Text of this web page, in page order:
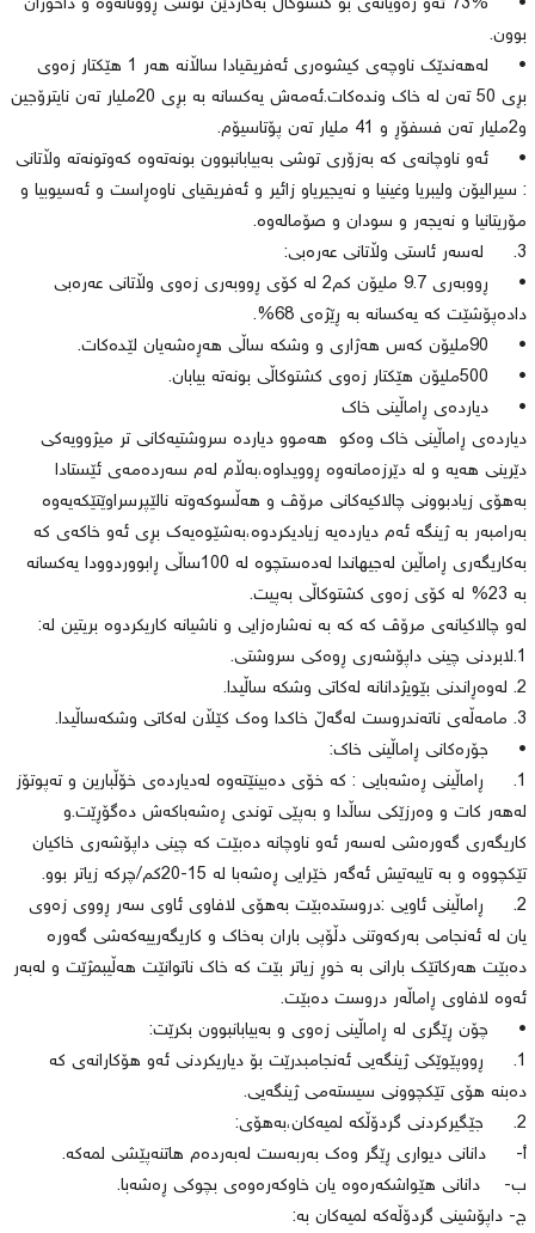
بوون.
• لەهەندێك ناوچەی كیشوەری ئەفریقیادا ساڵانە هەر 1 هێكتار زەوی
بڕی 50 تەن لە خاك وندەكات.ئەمەش یەكسانە بە بڕی 20ملیار تەن نایترۆجین
و2ملیار تەن فسفۆڕ و 41 ملیار تەن پۆتاسیۆم.
• ئەو ناوچانەی كە بەزۆری توشی بەبیابانبوون بونەتەوە كەوتونەتە وڵاتانی
: سیرالیۆن ولیبریا وغینیا و نەیجیریاو زائیر و ئەفریقیای ناوەڕاست و ئەسیوبیا و
مۆریتانیا و نەیجەر و سودان و صۆمالەوە.
3. لەسەر ئاستی وڵاتانی عەرەبی:
• ڕووبەری 9.7 ملیۆن كم2 لە كۆی ڕووبەری زەوی وڵاتانی عەرەبی
دادەپۆشێت كە یەكسانە بە ڕێژەی 68%.
• 90ملیۆن كەس هەژاری و وشكە ساڵی هەڕەشەیان لێدەكات.
• 500ملیۆن هێكتار زەوی كشتوكاڵی بونەتە بیابان.
• دیاردەی ڕاماڵینی خاك
دیاردەی ڕاماڵینی خاك وەكو هەموو دیاردە سروشتیەكانی تر میژوویەكی
دێرینی هەیە و لە دێرزەمانەوە ڕوویداوە،بەڵام لەم سەردەمەی ئێستادا
بەهۆی زیادبوونی چالاكیەكانی مرۆڤ و هەڵسوكەوتە نالێپرسراوێتێكەیەوە
بەرامبەر بە ژینگە ئەم دیاردەیە زیادیكردوە،بەشێوەیەك بڕی ئەو خاكەی كە
بەكاریگەری ڕاماڵین لەجیهاندا لەدەستچوە لە 100ساڵی ڕابووردوودا یەكسانە
بە 23% لە كۆی زەوی كشتوكاڵی بەپیت.
لەو چالاكیانەی مرۆڤ كە كە بە نەشارەزایی و ناشیانە كاریكردوە بریتین لە:
1.لابردنی چینی داپۆشەری ڕوەكی سروشتی.
2. لەوەڕاندنی بێویژدانانە لەكاتی وشكە ساڵیدا.
3. مامەڵەی ناتەندروست لەگەڵ خاكدا وەك كێڵان لەكاتی وشكەساڵیدا.
• جۆرەكانی ڕاماڵینی خاك:
1. ڕاماڵینی ڕەشەبایی : كە خۆی دەبینێتەوە لەدیاردەی خۆڵبارین و تەپوتۆز
لەهەر كات و وەرزێكی ساڵدا و بەپێی توندی ڕەشەباكەش دەگۆڕێت.و
كاریگەری گەورەشی لەسەر ئەو ناوچانە دەبێت كە چینی داپۆشەری خاكیان
تێكچووە و بە تایبەتیش ئەگەر خێرایی ڕەشەبا لە 15-20كم/چركە زیاتر بوو.
2. ڕاماڵینی ئاویی :دروستدەبێت بەهۆی لافاوی ئاوی سەر ڕووی زەوی
یان لە ئەنجامی بەركەوتنی دڵۆپی باران بەخاك و كاریگەرییەكەشی گەورە
دەبێت هەركاتێك بارانی بە خوڕ زیاتر بێت كە خاك ناتوانێت هەڵیبمژێت و لەبەر
ئەوە لافاوی ڕاماڵەر دروست دەبێت.
• چۆن ڕێگری لە ڕاماڵینی زەوی و بەبیابانبوون بكرێت:
1. ڕووپێوێكی ژینگەیی ئەنجامبدرێت بۆ دیاریكردنی ئەو هۆكارانەی كە
دەبنە هۆی تێكچوونی سیستەمی ژینگەیی.
2. جێگیركردنی گردۆڵكە لمیەكان،بەهۆی:
أ‌- دانانی دیواری ڕێگر وەك بەربەست لەبەردەم هاتنەپێشی لمەكە.
ب‌- دانانی هێواشكەرەوە یان خاوكەرەوەی بچوكی ڕەشەبا.
ج- داپۆشینی گردۆڵەكە لمیەكان بە: